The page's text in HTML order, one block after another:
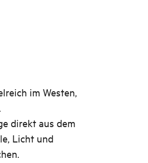
im Westen,
direkt aus dem
Licht und